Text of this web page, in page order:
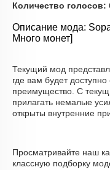
Количество голосов:
Описание мода:
Много монет]
Текущий мод
где вам будет
преимущество. С
прилагать немалые
открыты внутренние
Просматривайте наш
классную подборку